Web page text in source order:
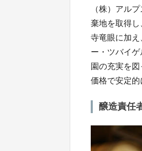
（株）アル
棄地を取得
寺竜眼に加
ー・ツバイ
園の充実を
価格で安定的
醸造責任